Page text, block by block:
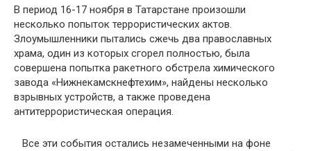
В период 16-17 ноября в Татарстане произошли
несколько попыток террористических актов.
Злоумышленники пытались сжечь два православных
храма, один из которых сгорел полностью, была
совершена попытка ракетного обстрела химического
завода «Нижнекамскнефтехим», найдены несколько
взрывных устройств, а также проведена
антитеррористическая операция.
Все эти события остались незамеченными на фоне